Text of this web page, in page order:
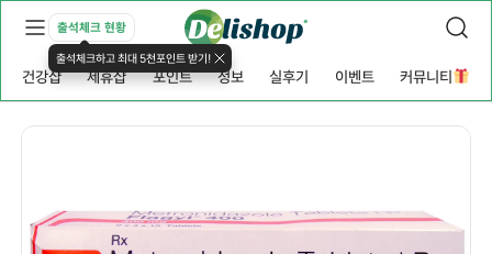
출석체크 현황
출석체크하고 최대 5천포인트 받기!
건강샵 제휴샵 포인트 정보 실후기 이벤트 커뮤니티